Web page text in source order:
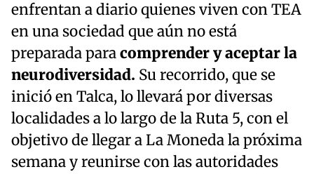
enfrentan a diario quienes viven con TEA
en una sociedad que aún no está
preparada paracomprender y aceptar la
neurodiversidad. Su recorrido, que se
inició en Talca, lo llevará por diversas
localidades a lo largo de la Ruta 5, con el
objetivo de llegar a La Moneda la próxima
semana y reunirse con las autoridades